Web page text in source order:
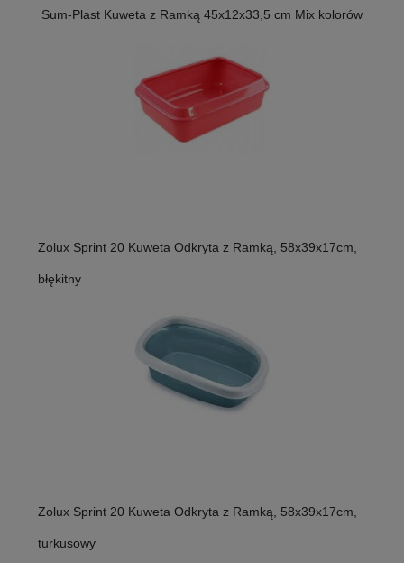
Sum-Plast Kuweta z Ramką 45x12x33,5 cm Mix kolorów
Zolux Sprint 20 Kuweta Odkryta z Ramką, 58x39x17cm,
błękitny
Zolux Sprint 20 Kuweta Odkryta z Ramką, 58x39x17cm,
turkusowy